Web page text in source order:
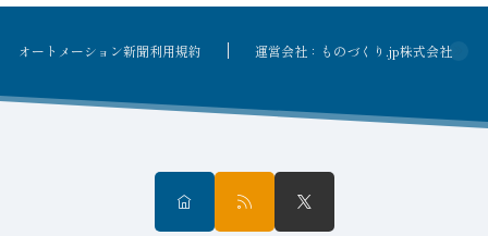
オートメーション新聞利用規約 運営会社：ものづくり.jp株式会社